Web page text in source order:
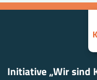
Initiative „Wir sind